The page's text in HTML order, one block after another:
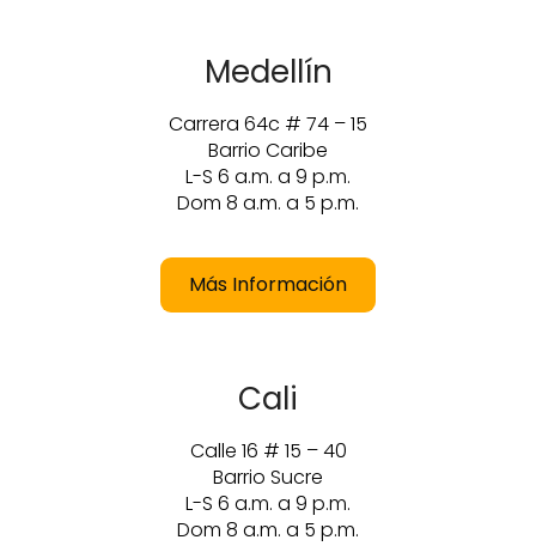
Medellín
Carrera 64c # 74 – 15
Barrio Caribe
L-S 6 a.m. a 9 p.m.
Dom 8 a.m. a 5 p.m.
Más Información
Cali
Calle 16 # 15 – 40
Barrio Sucre
L-S 6 a.m. a 9 p.m.
Dom 8 a.m. a 5 p.m.